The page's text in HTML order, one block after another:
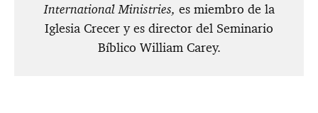
International Ministries, es miembro de la
Iglesia Crecer y es director del Seminario
Bíblico William Carey.